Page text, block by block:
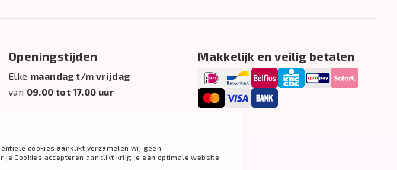
Openingstijden
Elke maandag t/m vrijdag
van 09.00 tot 17.00 uur
Makkelijk en veilig betalen
cookies aanklikt verzamelen wij geen
Cookies accepteren aanklikt krijg je een optimale website